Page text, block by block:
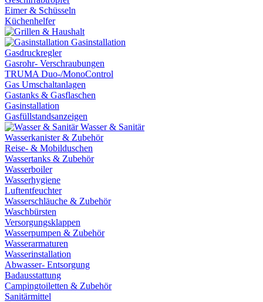
Eimer & Schüsseln
Küchenhelfer
Gasinstallation
Gasdruckregler
Gasrohr- Verschraubungen
TRUMA Duo-/MonoControl
Gas Umschaltanlagen
Gastanks & Gasflaschen
Gasinstallation
Gasfüllstandsanzeigen
Wasser & Sanitär
Wasserkanister & Zubehör
Reise- & Mobilduschen
Wassertanks & Zubehör
Wasserboiler
Wasserhygiene
Luftentfeuchter
Wasserschläuche & Zubehör
Waschbürsten
Versorgungsklappen
Wasserpumpen & Zubehör
Wasserarmaturen
Wasserinstallation
Abwasser- Entsorgung
Badausstattung
Campingtoiletten & Zubehör
Sanitärmittel